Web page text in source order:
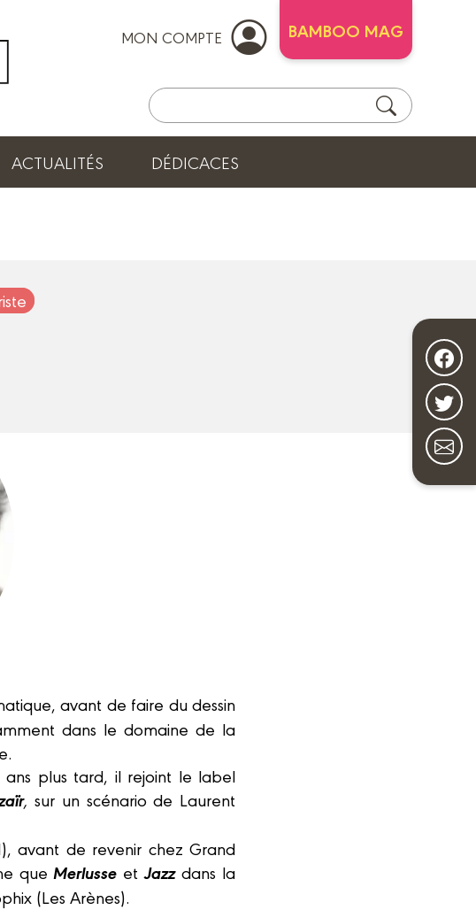
MON COMPTE BAMBOO MAG
ACTUALITÉS DÉDICACES
avant de faire du dessin
dans le domaine de la
ans plus tard, il rejoint le label
,sur un scénario de Laurent
avant de revenir chez Grand
que Merlusse etJazzdans la
(Les Arènes).